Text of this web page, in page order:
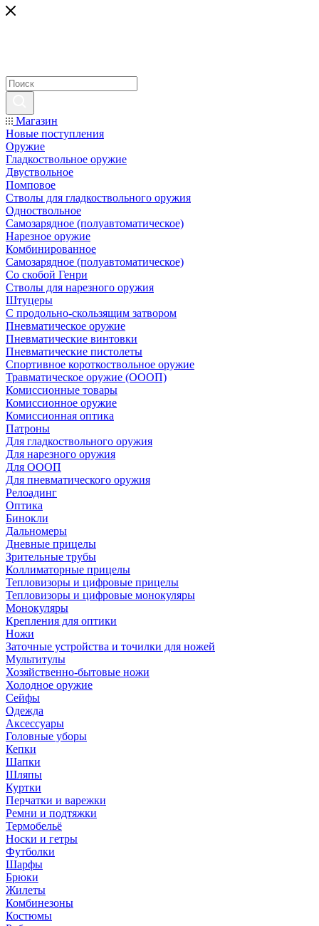
Магазин
Новые поступления
Оружие
Гладкоствольное оружие
Двуствольное
Помповое
Стволы для гладкоствольного оружия
Одноствольное
Самозарядное (полуавтоматическое)
Нарезное оружие
Комбинированное
Самозарядное (полуавтоматическое)
Со скобой Генри
Стволы для нарезного оружия
Штуцеры
С продольно-скользящим затвором
Пневматическое оружие
Пневматические винтовки
Пневматические пистолеты
Спортивное короткоствольное оружие
Травматическое оружие (ОООП)
Комиссионные товары
Комиссионное оружие
Комиссионная оптика
Патроны
Для гладкоствольного оружия
Для нарезного оружия
Для ОООП
Для пневматического оружия
Релоадинг
Оптика
Бинокли
Дальномеры
Дневные прицелы
Зрительные трубы
Коллиматорные прицелы
Тепловизоры и цифровые прицелы
Тепловизоры и цифровые монокуляры
Монокуляры
Крепления для оптики
Ножи
Заточные устройства и точилки для ножей
Мультитулы
Хозяйственно-бытовые ножи
Холодное оружие
Сейфы
Одежда
Аксессуары
Головные уборы
Кепки
Шапки
Шляпы
Куртки
Перчатки и варежки
Ремни и подтяжки
Термобельё
Носки и гетры
Футболки
Шарфы
Брюки
Жилеты
Комбинезоны
Костюмы